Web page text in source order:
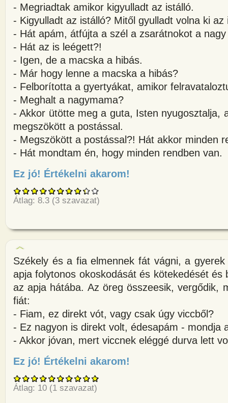
- Megriadtak amikor kigyulladt az istálló.
- Kigyulladt az istálló? Mitől gyulladt volna ki az
- Hát apám, átfújta a szél a zsarátnokot a
- Hát az is leégett?!
- Igen, de a macska a hibás.
- Már hogy lenne a macska a hibás?
- Felborította a gyertyákat, amikor
- Meghalt a nagymama?
- Akkor ütötte meg a guta, Isten nyugosztalja,
megszökött a postással.
- Megszökött a postással?! Hát akkor minden
- Hát mondtam én, hogy minden rendben van.
Ez jó! Értékelni akarom!
Átlag: 8.3 (3 szavazat)
Székely és a fia elmennek fát vágni, a gyerek
apja folytonos okoskodását és kötekedését és
az apja hátába. Az öreg összeesik, vergődik,
fiát:
- Fiam, ez direkt vót, vagy csak úgy viccből?
- Ez nagyon is direkt volt, édesapám - mondja
- Akkor jóvan, mert viccnek eléggé durva lett
Ez jó! Értékelni akarom!
Átlag: 10 (1 szavazat)